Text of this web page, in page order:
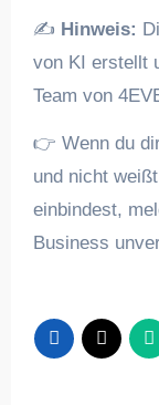
✍️ Hinweis:
von KI erstellt
Team von
👉 Wenn du
und nicht
einbindest,
Business